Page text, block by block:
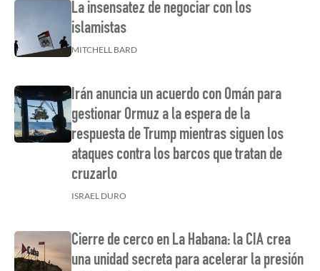
La insensatez de negociar con los
islamistas
MITCHELL BARD
Irán anuncia un acuerdo con Omán para
gestionar Ormuz a la espera de la
respuesta de Trump mientras siguen los
ataques contra los barcos que tratan de
cruzarlo
ISRAEL DURO
Cierre de cerco en La Habana: la CIA crea
una unidad secreta para acelerar la presión